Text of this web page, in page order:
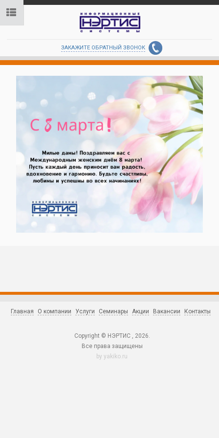
ЗАКАЖИТЕ ОБРАТНЫЙ ЗВОНОК
Главная О компании Услуги Семинары Акции Вакансии Контакты
Copyright © НЭРТИС , 2026.
Все права защищены
by yakiko.ru